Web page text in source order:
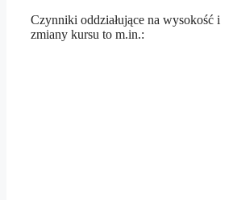
Czynniki oddziałujące na wysokość i
zmiany kursu to m.in.: